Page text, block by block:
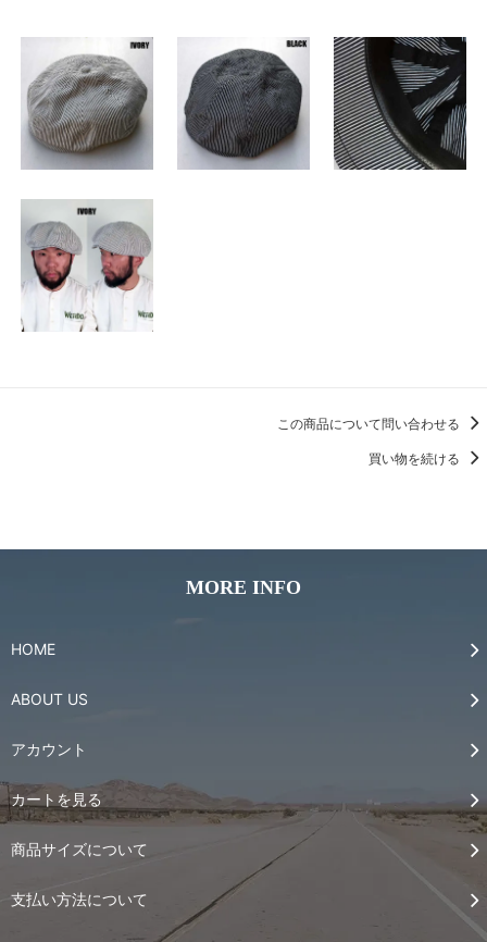
この商品について問い合わせる
買い物を続ける
MORE INFO
HOME
ABOUT US
アカウント
カートを見る
商品サイズについて
支払い方法について